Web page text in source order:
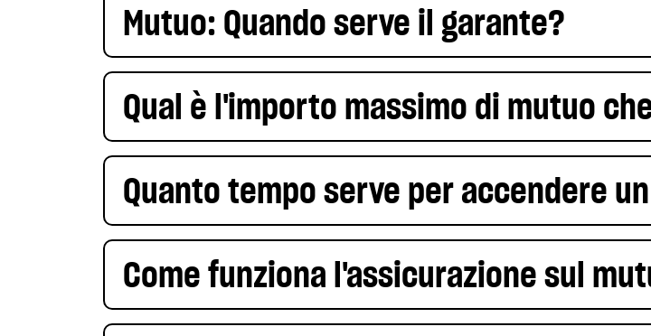
Mutuo: Quando serve il garante?
Qual è l'importo massimo di mutuo
Quanto tempo serve per accendere
Come funziona l'assicurazione sul